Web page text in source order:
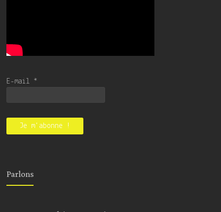
E-mail *
Parlons